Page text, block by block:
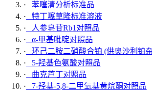
· 苯噻清分析标准品
· 特丁噻草隆标准溶液
· 人参皂苷Rb1对照品
· α-甲基吡啶对照品
· 环己二胺二硝酸合铂 (供奥沙利铂
· 5-羟基色氨酸对照品
· 曲克芦丁对照品
· 7-羟基-5,8-二甲氧基黄烷酮对照品